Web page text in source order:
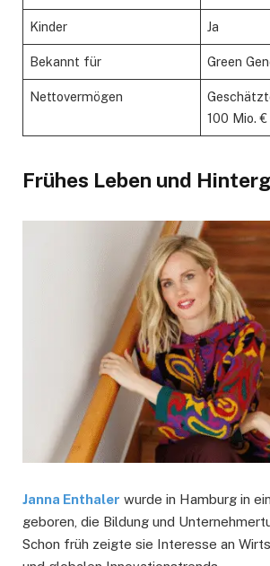
Kinder Ja
Bekannt für Green
Nettovermögen
100 Mio. €
Frühes Leben und
Janna Enthaler wurde in Hamburg in
geboren, die Bildung und
Schon früh zeigte sie Interesse an